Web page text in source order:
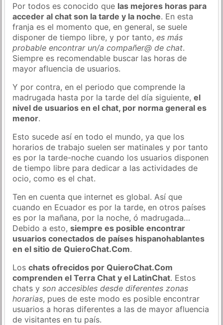
Por todos es conocido que las mejores horas para
acceder al chat son la tarde y la noche. En esta
franja es el momento que, en general, se suele
disponer de tiempo libre, y por tanto,es más
probable encontrar un/a compañer@ de chat.
Siempre es recomendable buscar las horas de
mayor afluencia de usuarios.
Y por contra, en el periodo que comprende la
madrugada hasta por la tarde del día siguiente,el
nivel de usuarios en el chat, por norma general es
menor.
Esto sucede así en todo el mundo, ya que los
horarios de trabajo suelen ser matinales y por tanto
es por la tarde-noche cuando los usuarios disponen
de tiempo libre para dedicar a las actividades de
ocio, como es el chat.
Ten en cuenta que internet es global. Así que
cuando en Ecuador es por la tarde, en otros países
es por la mañana, por la noche, ó madrugada…
Debido a esto,siempre es posible encontrar
usuarios conectados de países hispanohablantes
en el sitio de QuieroChat.Com.
Loschats ofrecidos por QuieroChat.Com
comprenden el Terra Chat y el LatinChat. Estos
chats yson accesibles desde diferentes zonas
horarias, pues de este modo es posible encontrar
usuarios a horas diferentes a las de mayor afluencia
de visitantes en tu país.